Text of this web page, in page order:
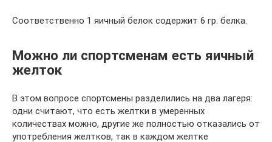
Соответственно 1 яичный белок содержит 6 гр. белка.
Можно ли спортсменам есть яичный
желток
В этом вопросе спортсмены разделились на два лагеря:
одни считают, что есть желтки в умеренных
количествах можно, другие же полностью отказались от
употребления желтков, так в каждом желтке